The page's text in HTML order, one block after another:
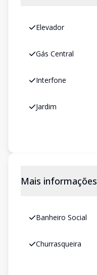
Elevador
Gás Central
Interfone
Jardim
Mais informações
Banheiro Social
Churrasqueira